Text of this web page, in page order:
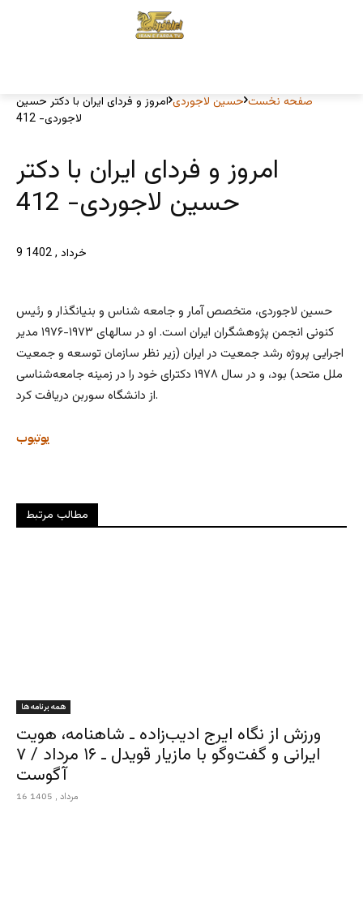
صفحه نخست حسین لاجوردی امروز و فردای ایران با دکتر حسین
لاجوردی- 412
امروز و فردای ایران با دکتر
حسین لاجوردی- 412
9 خرداد , 1402
حسین لاجوردی، متخصص آمار و جامعه‌ شناس و بنیانگذار و رئیس
کنونی انجمن پژوهشگران ایران است. او در سالهای ۱۹۷۳-۱۹۷۶ مدیر
اجرایی پروژه رشد جمعیت در ایران (زیر نظر سازمان توسعه و جمعیت
ملل متحد) بود، و در سال ۱۹۷۸ دکترای خود را در زمینه جامعه‌شناسی
از دانشگاه سوربن دریافت کرد.
یوتیوب
مطالب مرتبط
همه برنامه ها
ورزش از نگاه ایرج ادیب‌زاده ـ شاهنامه، هویت
ایرانی و گفت‌وگو با مازیار قویدل ـ ۱۶ مرداد / ۷
آگوست
16 مرداد , 1405